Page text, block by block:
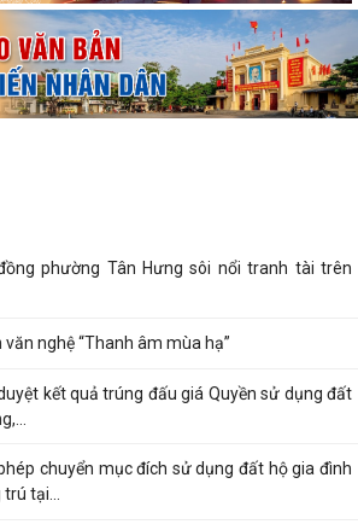
phường Tân Hưng sôi nổi tranh tài trên
nghệ “Thanh âm mùa hạ”
kết quả trúng đấu giá Quyền sử dụng đất
chuyển mục đích sử dụng đất hộ gia đình
tại...